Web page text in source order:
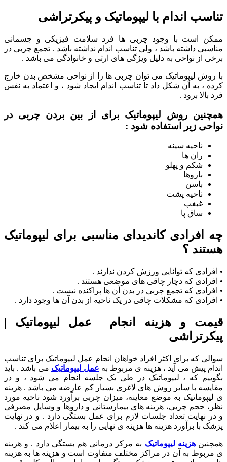
تناسب اندام با لیپوماتیک و پیکرتراشی
ممکن است با وجود چربی ها فرد سلامت فیزیکی و جسمانی
مناسبی داشته باشد ، ولی تناسب اندام نداشته باشد . تجمع چربی در
برخی از نواحی به دلیل ویژگی های ارثی و خانوادگی می باشد .
با روش لیپوماتیک می توان چربی ها را از نواحی مشخص بدن خارج
کرده ، به آن شکل داد تا تناسب اندام ایجاد شود ، و اعتماد به نفس
فرد بالا برود .
همچنین روش لیپوماتیک برای از بین بردن چربی در
نواحی زیر استفاده شود :
ناحیه سینه
ران ها
شکم و پهلو
بازوها
باسن
ناحیه پشت
غبغب
ساق پا
چه افرادی کاندیدای مناسبی برای لیپوماتیک
هستند ؟
• افرادی که توانایی ورزش کردن ندارند .
• افرادی که دچار چاقی های موضعی هستند .
• افرادی که تجمع چربی در بدن آن ها پراکنده نیست .
• افرادی که مشکلات چاقی در یک ناحیه از بدن آن ها وجود دارد .
قیمت و هزینه انجام عمل لیپوماتیک |
پیکرتراشی
سوالی که برای اکثر افراد خواهان انجام عمل لیپوماتیک برای تناسب
اندام پیش می آید ، هزینه ی مربوط به عمل لیپوماتیک می باشد . باید
بگوییم که ، لیپوماتیک در طی یک جلسه انجام می شود ، و در
مقایسه با سایر روش های لاغری بسیار کم عارضه می باشد . هزینه
ی لیپوماتیک به موضع معاینه، میزان چربی برآورد شود ناحیه مورد
نظر، حجم چربی، هزینه های بیمارستانی و داروها و وسایل مصرفی
و در نهایت تعداد جلسات لازم برای عمل بستگی دارد . و در نهایت
پزشک با برآورد هزینه ها هزینه ی نهایی را به بیمار اعلام می کند .
همچنینهزینه لیپوماتیک به مرکز درمانی هم بستگی دارد . و هزینه
ی مربوط به آن در مراکز مختلف متفاوت است و هزینه ها به هزینه